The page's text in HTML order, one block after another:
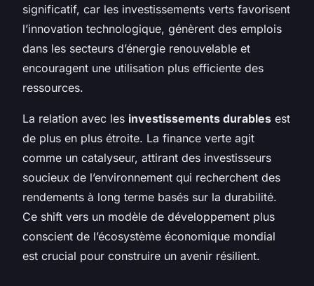
significatif, car les investissements verts favorisent
l’innovation technologique, génèrent des emplois
dans les secteurs d’énergie renouvelable et
encouragent une utilisation plus efficiente des
ressources.
La relation avec les investissements durables est
de plus en plus étroite. La finance verte agit
comme un catalyseur, attirant des investisseurs
soucieux de l’environnement qui recherchent des
rendements à long terme basés sur la durabilité.
Ce shift vers un modèle de développement plus
conscient de l’écosystème économique mondial
est crucial pour construire un avenir résilient.